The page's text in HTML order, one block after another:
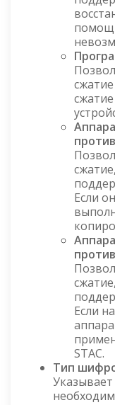
Если
Если
STAC.
Тип